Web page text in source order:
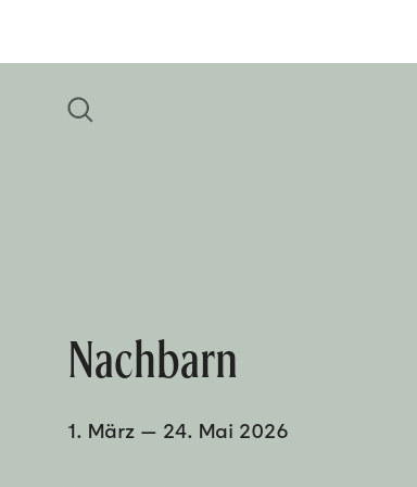
Nachbarn
1. März — 24. Mai 2026